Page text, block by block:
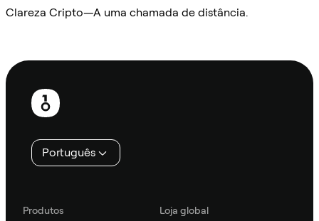
Clareza Cripto—A uma chamada de distância.
Rodapé
Português
Produtos Loja global